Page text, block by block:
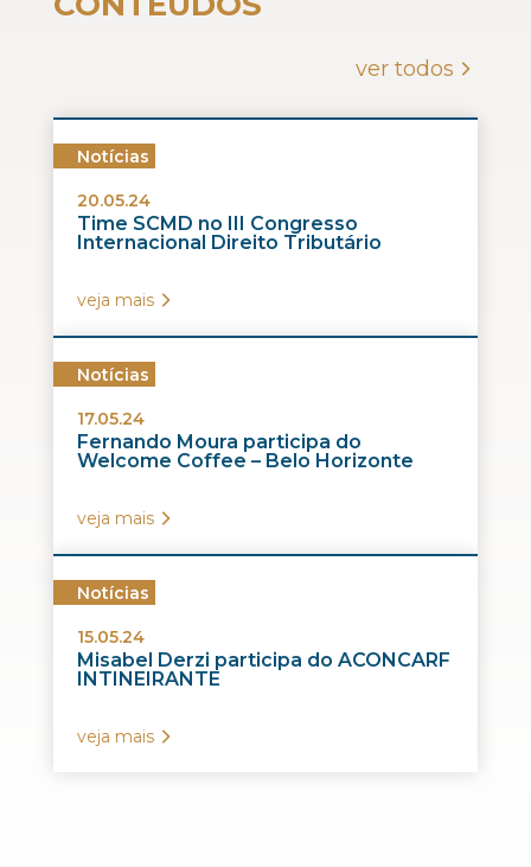
ver todos
Notícias
20.05.24
Time SCMD no III Congresso
Internacional Direito Tributário
veja mais
Notícias
17.05.24
Fernando Moura participa do
Welcome Coffee – Belo Horizonte
veja mais
Notícias
15.05.24
Misabel Derzi participa do ACONCARF
INTINEIRANTE
veja mais